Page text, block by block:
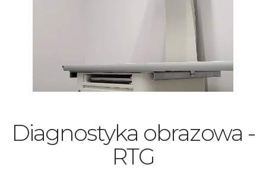
Diagnostyka obrazowa -
RTG